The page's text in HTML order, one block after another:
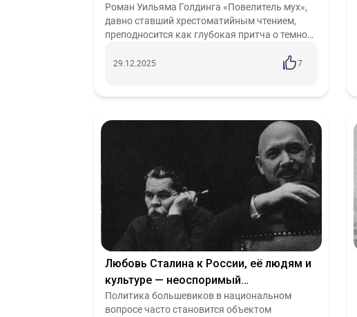
Астрология
Идеология Дарвинизм Геополитика
Мьянма
Техника ЦРУ
Либертарианство
Демократия
Роман Уильяма Голдинга «Повелитель мух»,
давно ставший хрестоматийным чтением,
преподносится как глубокая притча о темной
наружу, стоит лишь исчезнуть сдерживающ...
29.12.2025 7
Любовь Сталина к России, её людям и
культуре — неоспоримый
исторический факт
Политика большевиков в национальном
вопросе часто становится объектом